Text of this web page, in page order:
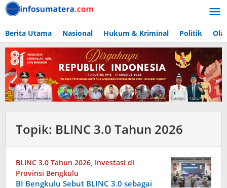
Lewati
ke
Berita Utama Nasional Hukum & Kriminal Politik
Topik: BLINC 3.0 Tahun 2026
BLINC 3.0 Tahun 2026, Investasi di
Provinsi Bengkulu
BI Bengkulu Sebut BLINC 3.0 sebagai